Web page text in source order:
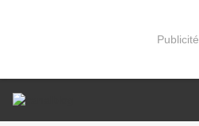
Publicité